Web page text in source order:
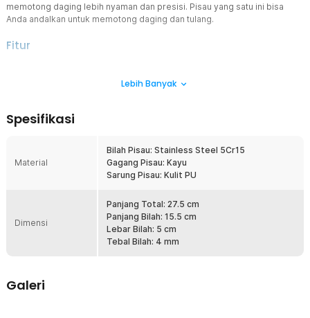
memotong daging lebih nyaman dan presisi. Pisau yang satu ini bisa
Anda andalkan untuk memotong daging dan tulang.
Fitur
Dibuat melalui proses tempa forging, pisau ini memiliki struktur
lebih lama. Ini menjadikannya pilihan ideal untuk penggunaan jangka
Didesain dengan bilah dengan ketajaman tinggi, pisau ini mampu
memotong daging dan tulang dengan mudah. Teknik penajaman
Potong Mulus dan Efisien
Pisau daging yang satu ini memiliki tekstur di bagian atas mata
Gagang Ergonomis, Kenyamanan Maksimal
Lebih Banyak
Spesifikasi
Material
Bilah Pisau: Stainless Steel 5Cr15
Gagang Pisau: Kayu
Sarung Pisau: Kulit PU
Dimensi
Panjang Total: 27.5 cm
Panjang Bilah: 15.5 cm
Lebar Bilah: 5 cm
Tebal Bilah: 4 mm
Galeri